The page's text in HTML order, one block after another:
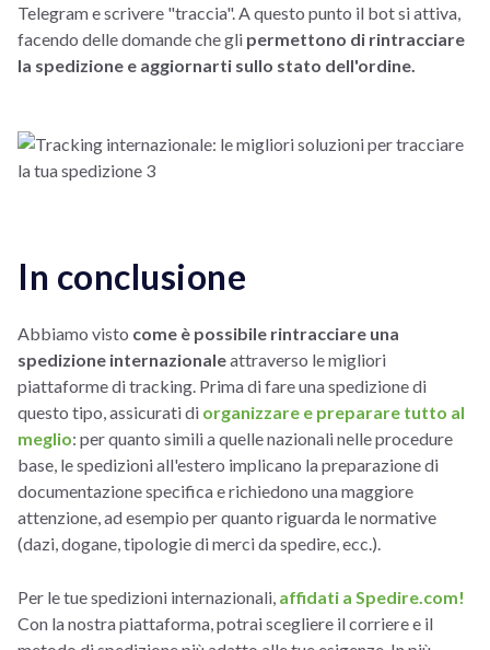
Telegram e scrivere "traccia". A questo punto il bot si attiva,
facendo delle domande che gli permettono di rintracciare
la spedizione e aggiornarti sullo stato dell'ordine.
In conclusione
Abbiamo visto come è possibile rintracciare una
spedizione internazionaleattraverso le migliori
piattaforme di tracking. Prima di fare una spedizione di
questo tipo, assicurati di organizzare e preparare tutto al
meglio: per quanto simili a quelle nazionali nelle procedure
base, le spedizioni all'estero implicano la preparazione di
documentazione specifica e richiedono una maggiore
attenzione, ad esempio per quanto riguarda le normative
(dazi, dogane, tipologie di merci da spedire, ecc.).
Per le tue spedizioni internazionali, affidati a Spedire.com!
Con la nostra piattaforma, potrai scegliere il corriere e il